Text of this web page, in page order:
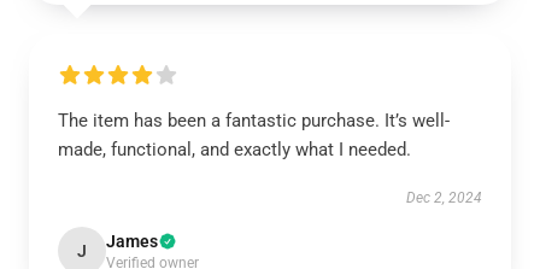
The item has been a fantastic purchase. It’s well-
made, functional, and exactly what I needed.
Dec 2, 2024
J James
Verified owner